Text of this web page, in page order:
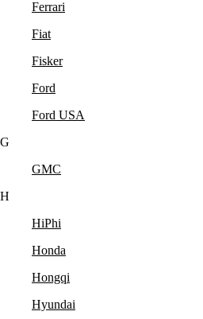
Ferrari
Fiat
Fisker
Ford
Ford USA
G
GMC
H
HiPhi
Honda
Hongqi
Hyundai